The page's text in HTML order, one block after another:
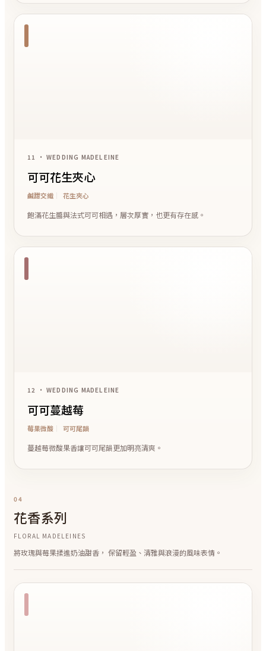
11 • WEDDING MADELEINE
可可花生夾心
鹹甜交織 花生夾心
飽滿花生醬與法式可可相遇，層次厚實，也更有存在感。
12 • WEDDING MADELEINE
可可蔓越莓
莓果微酸 可可尾韻
蔓越莓微酸果香讓可可尾韻更加明亮清爽。
04
花香系列
FLORAL MADELEINES
將玫瑰與莓果揉進奶油甜香， 保留輕盈、清雅與浪漫的風味表情。